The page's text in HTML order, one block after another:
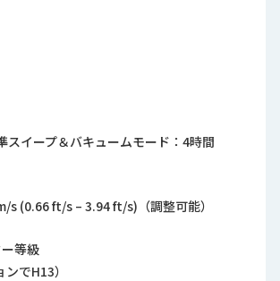
スイープ＆バキュームモード：4時間
s (0.66 ft/s – 3.94 ft/s)（調整可能）
等級
でH13）